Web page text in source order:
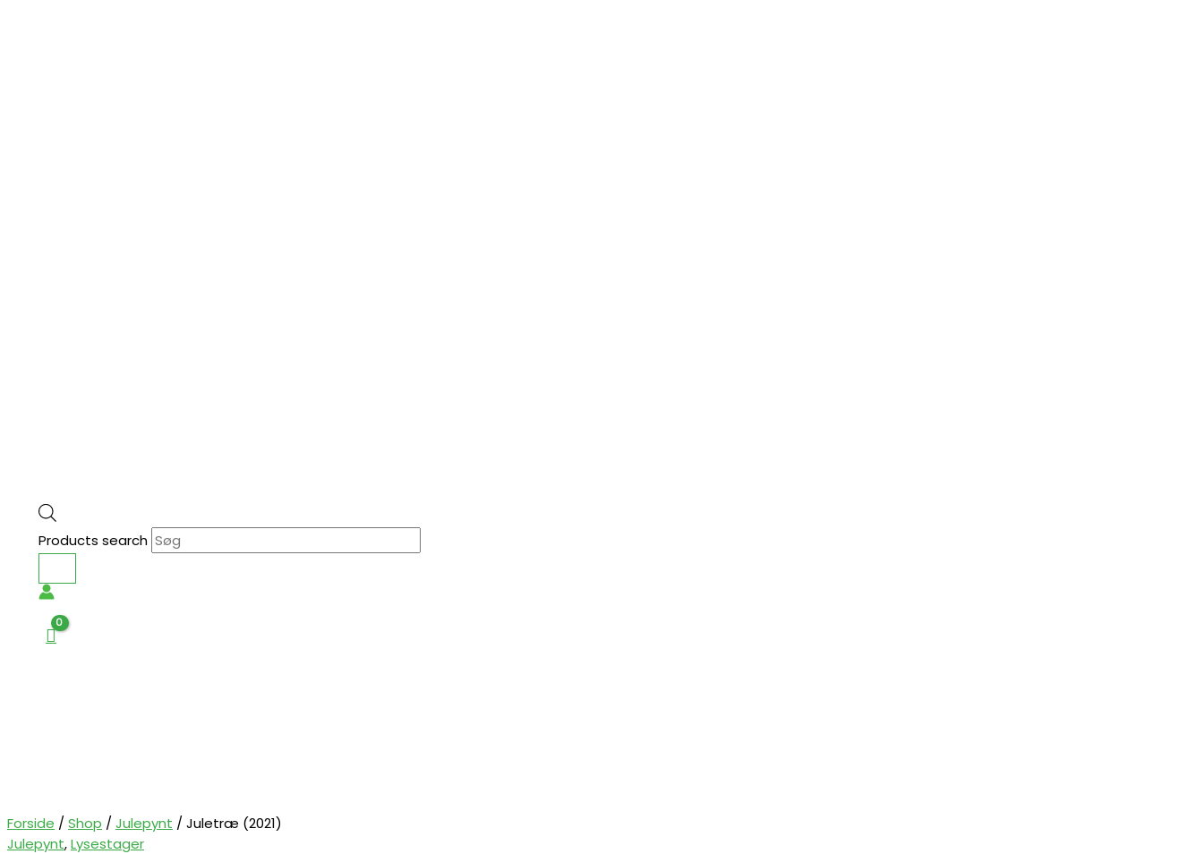
Products search
Forside / Shop / Julepynt / Juletræ (2021)
Julepynt,Lysestager